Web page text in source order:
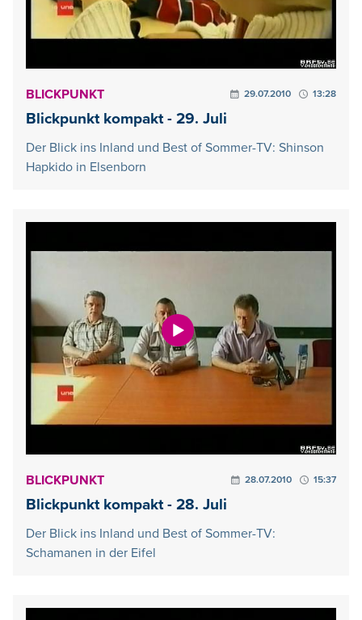
BLICKPUNKT 29.07.2010 13:28
Blickpunkt kompakt - 29. Juli
Der Blick ins Inland und Best of Sommer-TV: Shinson
Hapkido in Elsenborn
BLICKPUNKT 28.07.2010 15:37
Blickpunkt kompakt - 28. Juli
Der Blick ins Inland und Best of Sommer-TV:
Schamanen in der Eifel